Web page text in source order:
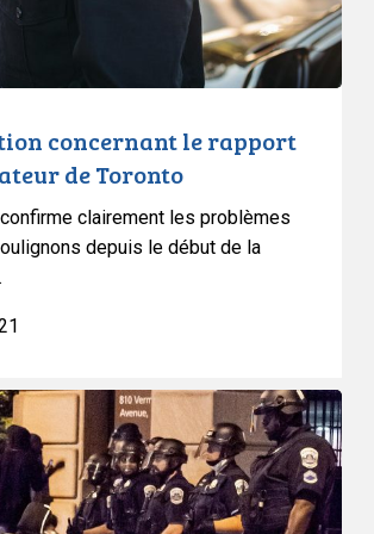
concernant le rapport
de Toronto
clairement les problèmes
depuis le début de la